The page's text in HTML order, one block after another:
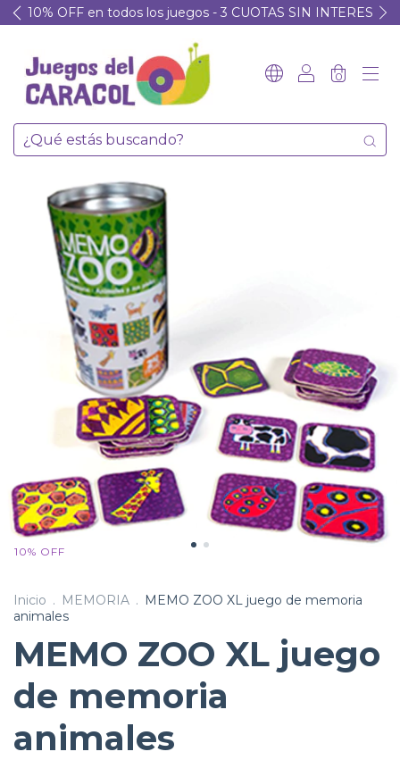
10% OFF en todos los juegos - 3 CUOTAS SIN INTERES
0
10% OFF
Inicio . MEMORIA . MEMO ZOO XL juego de memoria
animales
MEMO ZOO XL juego
de memoria
animales